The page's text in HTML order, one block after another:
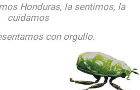
Honduras, la sentimos, la
cuidamos
con orgullo.